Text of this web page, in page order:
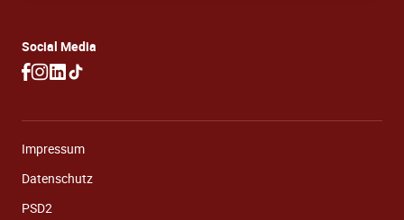
Social Media
Impressum
Datenschutz
PSD2